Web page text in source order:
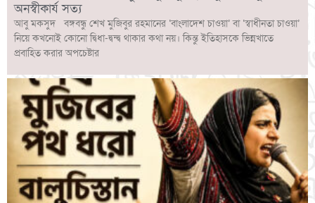
অনস্বীকার্য সত্য
আবু মকসুদ বঙ্গবন্ধু শেখ মুজিবুর রহমানের ‘বাংলাদেশ চাওয়া’ বা ‘স্বাধীনতা চাওয়া’
নিয়ে কখনোই কোনো দ্বিধা-দ্বন্দ্ব থাকার কথা নয়। কিন্তু ইতিহাসকে ভিন্নখাতে
প্রবাহিত করার অপচেষ্টার